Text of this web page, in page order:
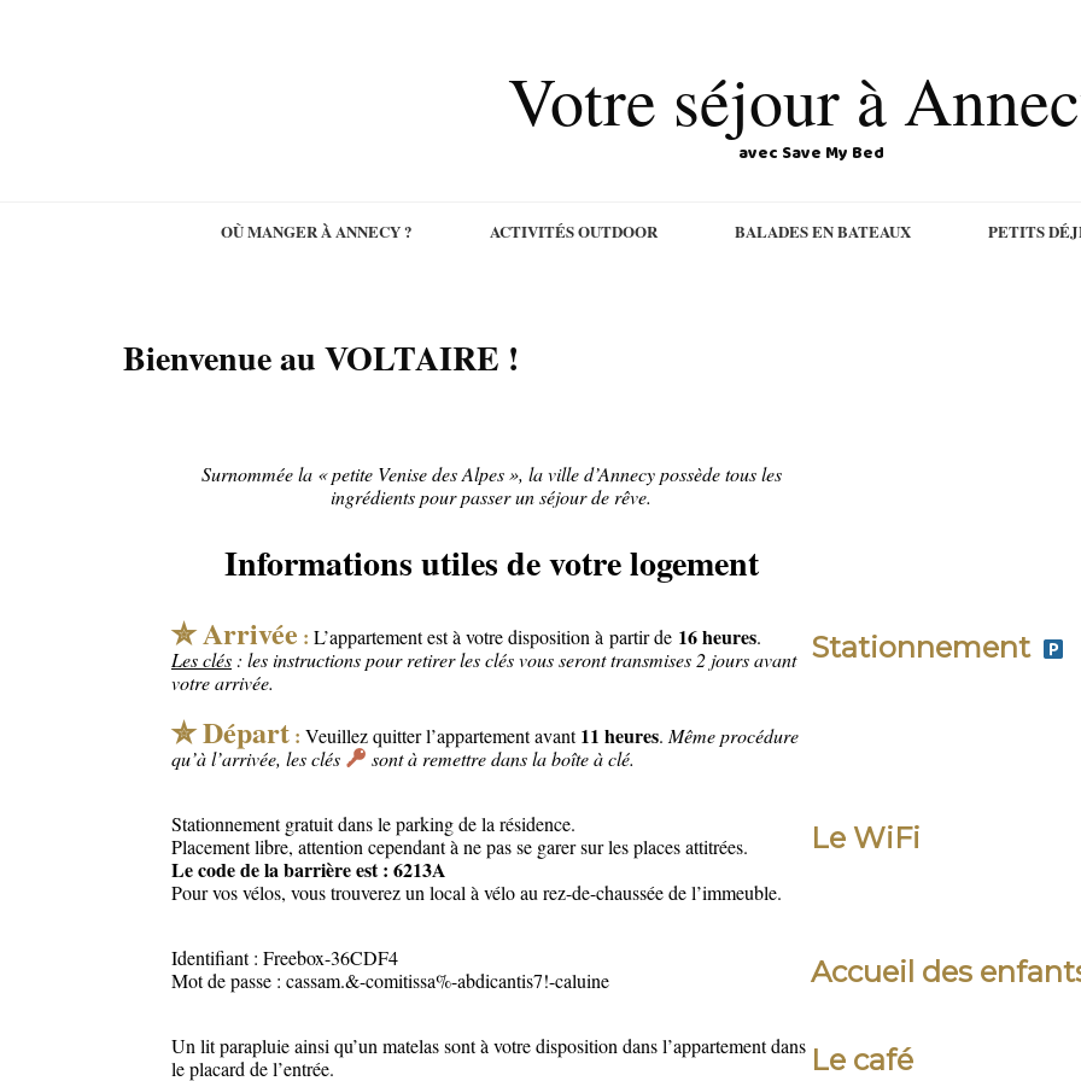
Votre séjour à
avec Save My Bed
OÙ MANGER À ANNECY ? ACTIVITÉS OUTDOOR BALADES EN BATEAUX PETITS
Bienvenue au VOLTAIRE !
Surnommée la « petite Venise des Alpes », la ville d’Annecy possède tous les
ingrédients pour passer un séjour de rêve.
Informations utiles de votre logement
✮ Arrivée : L’appartement est à votre disposition à partir de 16 heures.
Les clés : les instructions pour retirer les clés vous seront transmises 2 jours avant
votre arrivée.
✮ Départ : Veuillez quitter l’appartement avant11 heures. Même procédure
qu’à l’arrivée, les clés
sont à remettre dans la boîte à clé.
Stationnement
Stationnement gratuit dans le parking de la résidence.
Placement libre, attention cependant à ne pas se garer sur les places attitrées.
Le code de la barrière est : 6213A
Pour vos vélos, vous trouverez un local à vélo au rez-de-chaussée de l’immeuble.
Le WiFi
Identifiant : Freebox-36CDF4
Mot de passe : cassam.&-comitissa%-abdicantis7!-caluine
Accueil des
Un lit parapluie ainsi qu’un matelas sont à votre disposition dans l’appartement dans
le placard de l’entrée.
Le café